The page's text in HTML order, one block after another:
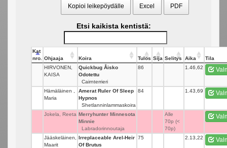
Kopioi leikepöydälle Excel PDF
Etsi kaikista kentistä:
Kat
nro.
Ohjaaja Koira Tulos Sija Selitys Aika
Tila
HIRVONEN,
KAISA
Quickbug Åisko
Odotettu
Cairnterrieri
86 1.46,62
Hämäläinen ,
Maria
Amerat Ruler Of Sleep
Hypnos
Shetlanninlammaskoira
84 1.43,69
Jokela, Reeta Merryhunter Minnesota
Minnie
Labradorinnoutaja
Alle
70p (<
70p)
Jääskeläinen,
Maarit
Irreplaceable Arel-Heir
Of Brutus
75 2.13,22